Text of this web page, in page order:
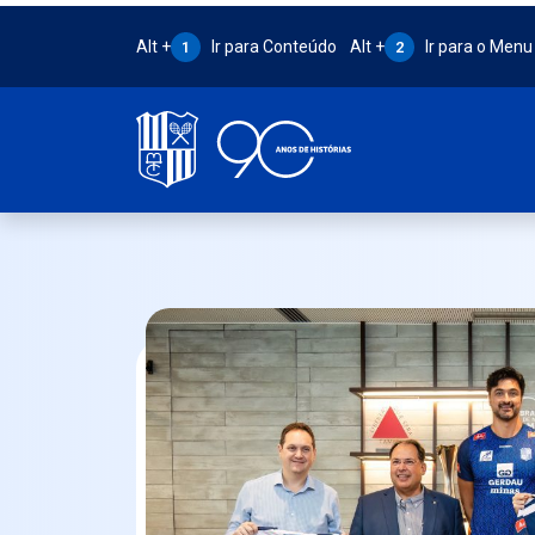
Atalho Alt + 1:
Alt + 1 Ir para Conteúdo Atalho Alt + 2:
Alt + 2 Ir para o Menu